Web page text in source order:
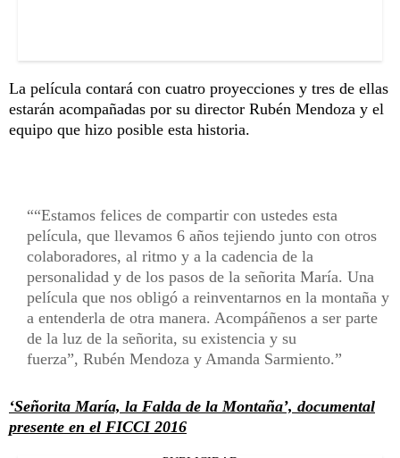
La película contará con cuatro proyecciones y tres de ellas
estarán acompañadas por su director Rubén Mendoza y el
equipo que hizo posible esta historia.
“Estamos felices de compartir con ustedes esta
película, que llevamos 6 años tejiendo junto con otros
colaboradores, al ritmo y a la cadencia de la
personalidad y de los pasos de la señorita María. Una
película que nos obligó a reinventarnos en la montaña y
a entenderla de otra manera. Acompáñenos a ser parte
de la luz de la señorita, su existencia y su
fuerza”, Rubén Mendoza y Amanda Sarmiento.
‘Señorita María, la Falda de la Montaña’, documental
presente en el FICCI 2016